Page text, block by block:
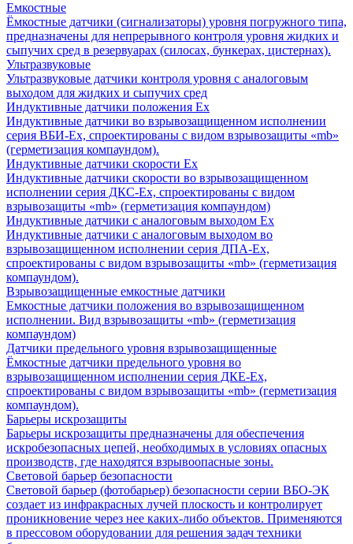
Емкостные
Ёмкостные датчики (сигнализаторы) уровня погружного типа,
предназначены для непрерывного контроля уровня жидких и
сыпучих сред в резервуарах (силосах, бункерах, цистернах).
Ультразвуковые
Ультразвуковые датчики контроля уровня с аналоговым
выходом для жидких и сыпучих сред
Индуктивные датчики положения Ех
Индуктивные датчики во взрывозащищенном исполнении
серия ВБИ-Ех, спроектированы с видом взрывозащиты «mb»
(герметизация компаундом).
Индуктивные датчики скорости Ех
Индуктивные датчики скорости во взрывозащищенном
исполнении серия ДКС-Ех, спроектированы с видом
взрывозащиты «mb» (герметизация компаундом)
Индуктивные датчики с аналоговым выходом Ех
Индуктивные датчики с аналоговым выходом во
взрывозащищенном исполнении серия ДПА-Ех,
спроектированы с видом взрывозащиты «mb» (герметизация
компаундом).
Взрывозащищенные емкостные датчики
Емкостные датчики положения во взрывозащищенном
исполнении. Вид взрывозащиты «mb» (герметизация
компаундом)
Датчики предельного уровня взрывозащищенные
Ёмкостные датчики предельного уровня во
взрывозащищенном исполнении серия ДКЕ-Ех,
спроектированы с видом взрывозащиты «mb» (герметизация
компаундом).
Барьеры искрозащиты
Барьеры искрозащиты предназначены для обеспечения
искробезопасных цепей, необходимых в условиях опасных
производств, где находятся взрывоопасные зоны.
Световой барьер безопасности
Световой барьер (фотобарьер) безопасности серии ВБО-ЭК
создает из инфракрасных лучей плоскость и контролирует
проникновение через нее каких-либо объектов. Применяются
в прессовом оборудовании для решения задач техники